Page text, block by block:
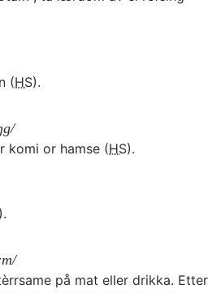
(HS).
komi or hamse (HS).
).
på mat eller drikka. Etter